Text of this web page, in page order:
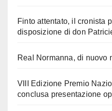
Finto attentato, il cronista
disposizione di don
Real Normanna, di nuovo
VIII Edizione Premio
conclusa presentazione